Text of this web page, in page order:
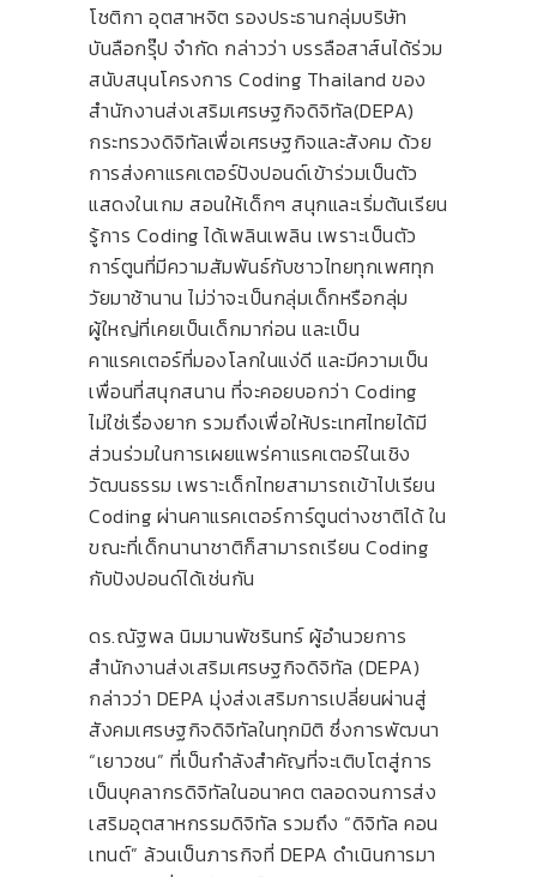
โชติกา อุตสาหจิต รองประธานกลุ่มบริษัท
บันลือกรุ๊ป จำกัด กล่าวว่า บรรลือสาส์นได้ร่วม
สนับสนุนโครงการ Coding Thailand ของ
สำนักงานส่งเสริมเศรษฐกิจดิจิทัล(DEPA)
กระทรวงดิจิทัลเพื่อเศรษฐกิจและสังคม ด้วย
การส่งคาแรคเตอร์ปังปอนด์เข้าร่วมเป็นตัว
แสดงในเกม สอนให้เด็กๆ สนุกและเริ่มต้นเรียน
รู้การ Coding ได้เพลินเพลิน เพราะเป็นตัว
การ์ตูนที่มีความสัมพันธ์กับชาวไทยทุกเพศทุก
วัยมาช้านาน ไม่ว่าจะเป็นกลุ่มเด็กหรือกลุ่ม
ผู้ใหญ่ที่เคยเป็นเด็กมาก่อน และเป็น
คาแรคเตอร์ที่มองโลกในแง่ดี และมีความเป็น
เพื่อนที่สนุกสนาน ที่จะคอยบอกว่า Coding
ไม่ใช่เรื่องยาก รวมถึงเพื่อให้ประเทศไทยได้มี
ส่วนร่วมในการเผยแพร่คาแรคเตอร์ในเชิง
วัฒนธรรม เพราะเด็กไทยสามารถเข้าไปเรียน
Coding ผ่านคาแรคเตอร์การ์ตูนต่างชาติได้ ใน
ขณะที่เด็กนานาชาติก็สามารถเรียน Coding
กับปังปอนด์ได้เช่นกัน
ดร.ณัฐพล นิมมานพัชรินทร์ ผู้อำนวยการ
สำนักงานส่งเสริมเศรษฐกิจดิจิทัล (DEPA)
กล่าวว่า DEPA มุ่งส่งเสริมการเปลี่ยนผ่านสู่
สังคมเศรษฐกิจดิจิทัลในทุกมิติ ซึ่งการพัฒนา
“เยาวชน” ที่เป็นกำลังสำคัญที่จะเติบโตสู่การ
เป็นบุคลากรดิจิทัลในอนาคต ตลอดจนการส่ง
เสริมอุตสาหกรรมดิจิทัล รวมถึง “ดิจิทัล คอน
เทนต์” ล้วนเป็นภารกิจที่ DEPA ดำเนินการมา